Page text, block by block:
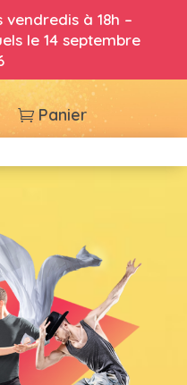
vendredis à 18h –
le 14 septembre
Panier
septembre. Portes
septembre.
Panier